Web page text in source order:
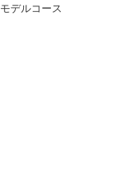
モデルコース